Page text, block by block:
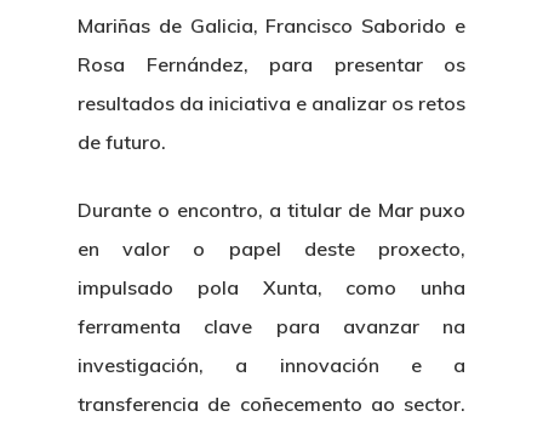
Mariñas de Galicia, Francisco Saborido e
Rosa Fernández, para presentar os
resultados da iniciativa e analizar os retos
de futuro.
Durante o encontro, a titular de Mar puxo
en valor o papel deste proxecto,
impulsado pola Xunta, como unha
ferramenta clave para avanzar na
investigación, a innovación e a
transferencia de coñecemento ao sector.